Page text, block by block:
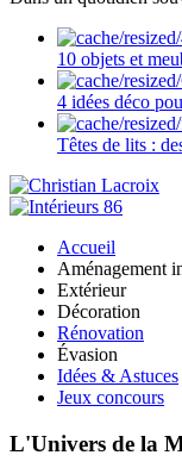
10 objets et
4 idées déco
Têtes de lits :
Accueil
Aménagement
Extérieur
Décoration
Rénovation
Évasion
Idées & Astuces
Jeux concours
L'Univers de la